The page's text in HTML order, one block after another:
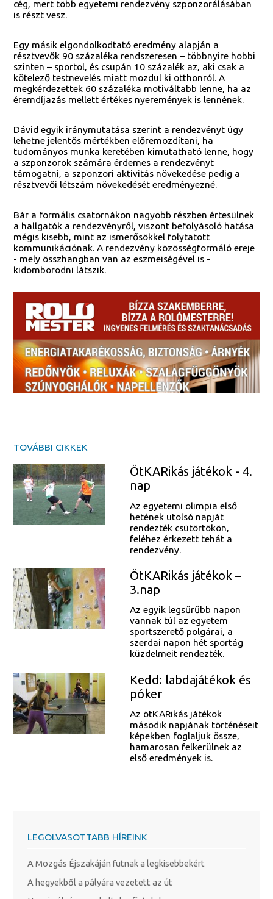
cég, mert több egyetemi rendezvény szponzorálásában
is részt vesz.
Egy másik elgondolkodtató eredmény alapján a
résztvevők 90 százaléka rendszeresen – többnyire hobbi
szinten – sportol, és csupán 10 százalék az, aki csak a
kötelező testnevelés miatt mozdul ki otthonról. A
megkérdezettek 60 százaléka motiváltabb lenne, ha az
éremdíjazás mellett értékes nyeremények is lennének.
Dávid egyik iránymutatása szerint a rendezvényt úgy
lehetne jelentős mértékben előremozdítani, ha
tudományos munka keretében kimutatható lenne, hogy
a szponzorok számára érdemes a rendezvényt
támogatni, a szponzori aktivitás növekedése pedig a
résztvevői létszám növekedését eredményezné.
Bár a formális csatornákon nagyobb részben értesülnek
a hallgatók a rendezvényről, viszont befolyásoló hatása
mégis kisebb, mint az ismerősökkel folytatott
kommunikációnak. A rendezvény közösségformáló ereje
- mely összhangban van az eszmeiségével is -
kidomborodni látszik.
TOVÁBBI CIKKEK
ÖtKARikás játékok - 4.
nap
Az egyetemi olimpia első
hetének utolsó napját
rendezték csütörtökön,
feléhez érkezett tehát a
rendezvény.
ÖtKARikás játékok –
3.nap
Az egyik legsűrűbb napon
vannak túl az egyetem
sportszerető polgárai, a
szerdai napon hét sportág
küzdelmeit rendezték.
Kedd: labdajátékok és
póker
Az ötKARikás játékok
második napjának történéseit
képekben foglaljuk össze,
hamarosan felkerülnek az
első eredmények is.
LEGOLVASOTTABB HÍREINK
A Mozgás Éjszakáján futnak a legkisebbekért
A hegyekből a pályára vezetett az út